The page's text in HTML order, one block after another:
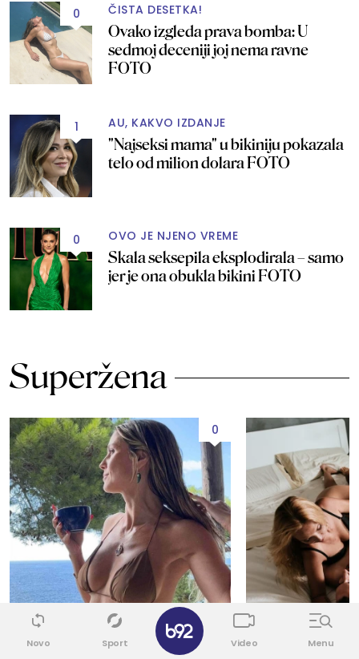
0 ČISTA DESETKA!
Ovako izgleda prava bomba: U
sedmoj deceniji joj nema ravne
FOTO
1 AU, KAKVO IZDANJE
"Najseksi mama" u bikiniju pokazala
telo od milion dolara FOTO
0 OVO JE NJENO VREME
Skala seksepila eksplodirala – samo
jer je ona obukla bikini FOTO
Superžena
0
Novo Sport Video Menu
✕